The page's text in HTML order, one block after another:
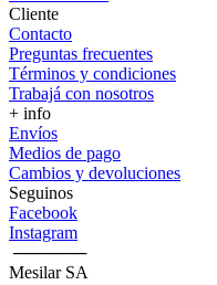
Cliente
Contacto
Preguntas frecuentes
Términos y condiciones
Trabajá con nosotros
+ info
Envíos
Medios de pago
Cambios y devoluciones
Seguinos
Facebook
Instagram
‎ ──────
Mesilar SA